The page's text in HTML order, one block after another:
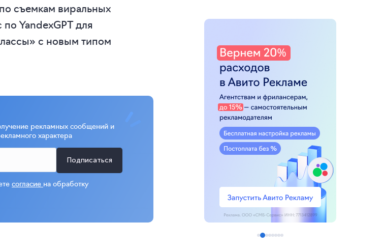
съемкам виральных
YandexGPT для
с новым типом
рекламных сообщений и
характера
Подписаться
согласие на обработку